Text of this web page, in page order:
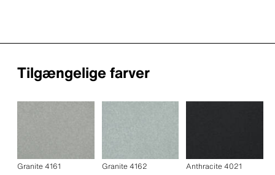
Tilgængelige farver
Granite 4161 Granite 4162 Anthracite 4021